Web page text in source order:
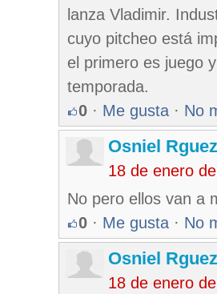
lanza Vladimir.
cuyo pitcheo está
el primero es juego
temporada.
0 · Me gusta · No
Osniel
18 de enero
No pero ellos van a
0 · Me gusta · No
Osniel
18 de enero